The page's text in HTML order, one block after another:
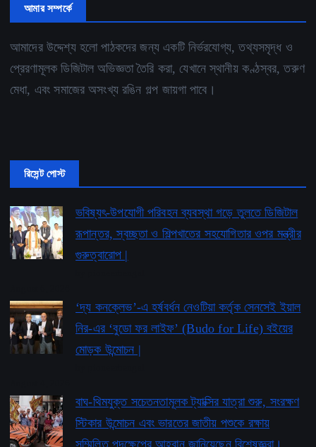
আমার সম্পর্কে
আমাদের উদ্দেশ্য হলো পাঠকদের জন্য একটি নির্ভরযোগ্য, তথ্যসমৃদ্ধ ও
প্রেরণামূলক ডিজিটাল অভিজ্ঞতা তৈরি করা, যেখানে স্থানীয় কণ্ঠস্বর, তরুণ
মেধা, এবং সমাজের অসংখ্য রঙিন গল্প জায়গা পাবে।
রিসেন্ট পোস্ট
ভবিষ্যৎ-উপযোগী পরিবহন ব্যবস্থা গড়ে তুলতে ডিজিটাল
রূপান্তর, স্বচ্ছতা ও শিল্পখাতের সহযোগিতার ওপর মন্ত্রীর
গুরুত্বারোপ |
‘দ্য কনক্লেভ’-এ হর্ষবর্ধন নেওটিয়া কর্তৃক সেনসেই ইয়াল
নির-এর ‘বুডো ফর লাইফ’ ​​(Budo for Life) বইয়ের
মোড়ক উন্মোচন |
বাঘ-থিমযুক্ত সচেতনতামূলক ট্যাক্সির যাত্রা শুরু, সংরক্ষণ
স্টিকার উন্মোচন এবং ভারতের জাতীয় পশুকে রক্ষায়
সম্মিলিত পদক্ষেপের আহ্বান জানিয়েছেন বিশেষজ্ঞরা।